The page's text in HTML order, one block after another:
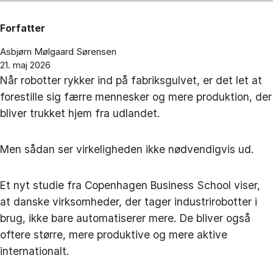
Forfatter
Asbjørn Mølgaard Sørensen
21. maj 2026
Når robotter rykker ind på fabriksgulvet, er det let at
forestille sig færre mennesker og mere produktion, der
bliver trukket hjem fra udlandet.
Men sådan ser virkeligheden ikke nødvendigvis ud.
Et nyt studie fra Copenhagen Business School viser,
at danske virksomheder, der tager industrirobotter i
brug, ikke bare automatiserer mere. De bliver også
oftere større, mere produktive og mere aktive
internationalt.